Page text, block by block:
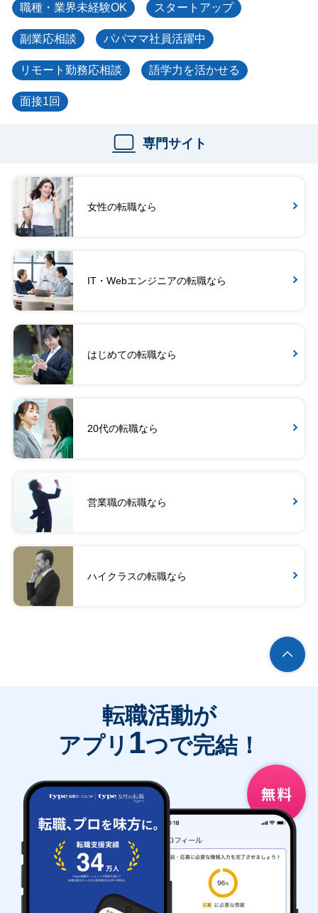
職種・業界未経験OK スタートアップ
副業応相談 パパママ社員活躍中
リモート勤務応相談 語学力を活かせる
面接1回
専門サイト
女性の転職なら
IT・Webエンジニアの転職なら
はじめての転職なら
20代の転職なら
営業職の転職なら
ハイクラスの転職なら
転職活動が
アプリ 1つで完結！